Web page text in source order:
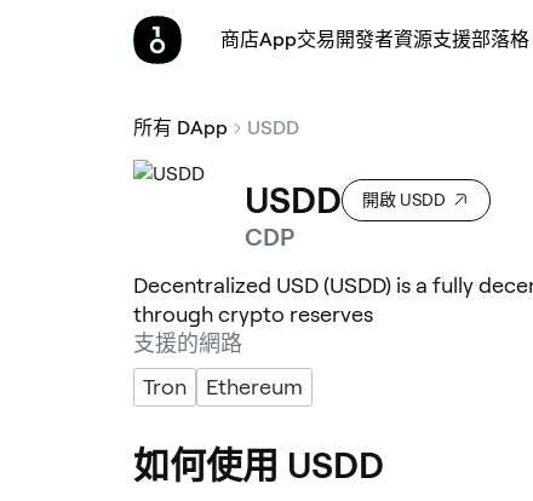
商店App交易開發者資源支援部落格
所有 DApp USDD
USDD 開啟 USDD
CDP
Decentralized USD (USDD) is a fully
through crypto reserves
支援的網路
Tron
Ethereum
如何使用 USDD